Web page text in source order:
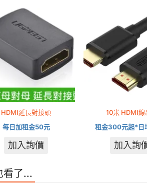
HDMI延長對接頭
每日加租金50元
加入詢價
10米 HDMI線
租金300元起*日
加入詢
看了...